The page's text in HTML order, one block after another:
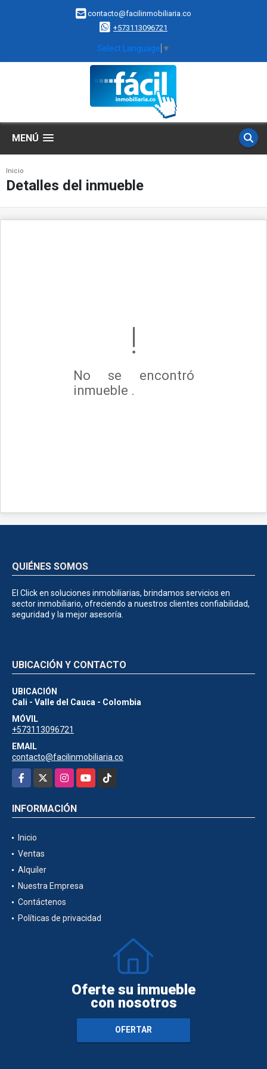
contacto@facilinmobiliaria.co
+573113096721
Select Language ▼
MENÚ
Inicio
Detalles del inmueble
No se encontró
inmueble .
QUIÉNES SOMOS
El Click en soluciones inmobiliarias, brindamos servicios en
sector inmobiliario, ofreciendo a nuestros clientes confiabilidad,
seguridad y la mejor asesoría.
UBICACIÓN Y CONTACTO
UBICACIÓN
Cali - Valle del Cauca - Colombia
MÓVIL
+573113096721
EMAIL
contacto@facilinmobiliaria.co
Facebook
InstagramYouTubeTikTok
INFORMACIÓN
Inicio
Ventas
Alquiler
Nuestra Empresa
Contáctenos
Políticas de privacidad
Oferte su inmueble
con nosotros
OFERTAR